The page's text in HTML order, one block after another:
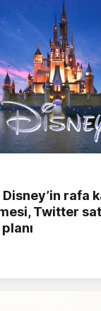
Disney’in rafa
Twitter